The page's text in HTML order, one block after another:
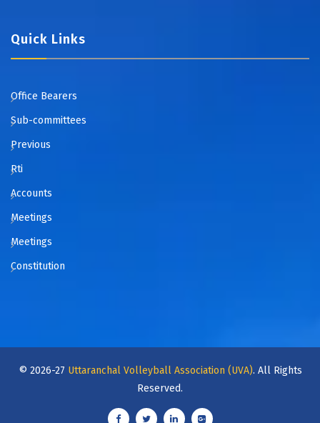
Quick Links
Office Bearers
Sub-committees
Previous
Rti
Accounts
Meetings
Meetings
Constitution
© 2026-27 Uttaranchal Volleyball Association (UVA). All Rights
Reserved.